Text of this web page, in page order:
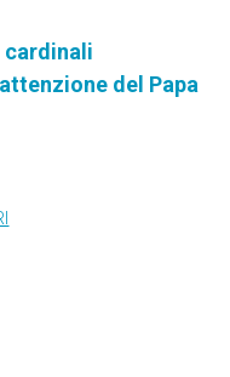
cardinali
del Papa